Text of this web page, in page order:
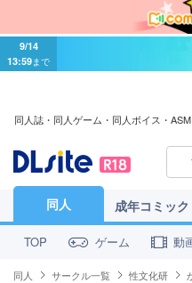
9/14
13:59まで
同人誌・同人ゲーム・同人ボイス・
同人 成年コミック
TOP ゲーム 動
同人 サークル一覧 性文化研